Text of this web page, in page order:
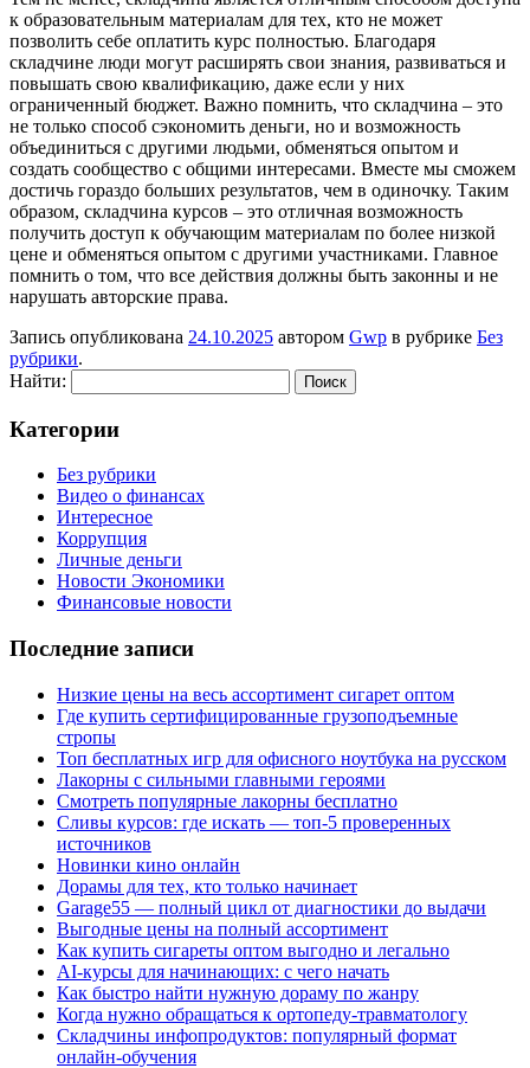
к образовательным материалам для тех, кто не может
позволить себе оплатить курс полностью. Благодаря
складчине люди могут расширять свои знания, развиваться и
повышать свою квалификацию, даже если у них
ограниченный бюджет. Важно помнить, что складчина – это
не только способ сэкономить деньги, но и возможность
объединиться с другими людьми, обменяться опытом и
создать сообщество с общими интересами. Вместе мы сможем
достичь гораздо больших результатов, чем в одиночку. Таким
образом, складчина курсов – это отличная возможность
получить доступ к обучающим материалам по более низкой
цене и обменяться опытом с другими участниками. Главное
помнить о том, что все действия должны быть законны и не
нарушать авторские права.
Запись опубликована 24.10.2025 автором Gwp в рубрике Без
рубрики.
Найти:
Категории
Без рубрики
Видео о финансах
Интересное
Коррупция
Личные деньги
Новости Экономики
Финансовые новости
Последние записи
Низкие цены на весь ассортимент сигарет оптом
Где купить сертифицированные грузоподъемные
стропы
Топ бесплатных игр для офисного ноутбука на русском
Лакорны с сильными главными героями
Смотреть популярные лакорны бесплатно
Сливы курсов: где искать — топ-5 проверенных
источников
Новинки кино онлайн
Дорамы для тех, кто только начинает
Garage55 — полный цикл от диагностики до выдачи
Выгодные цены на полный ассортимент
Как купить сигареты оптом выгодно и легально
AI-курсы для начинающих: с чего начать
Как быстро найти нужную дораму по жанру
Когда нужно обращаться к ортопеду-травматологу
Складчины инфопродуктов: популярный формат
онлайн-обучения